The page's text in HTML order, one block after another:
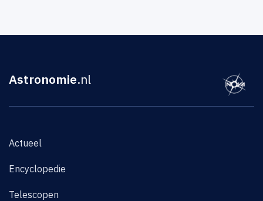
Astronomie.nl
Actueel
Encyclopedie
Telescopen